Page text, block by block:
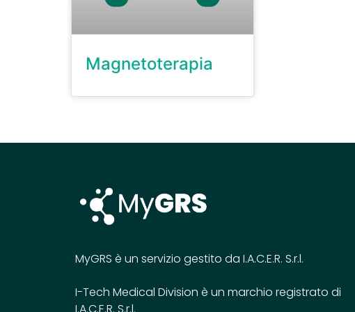
Magnetoterapia
MyGRS è un servizio gestito da I.A.C.E.R. S.r.l.
I-Tech Medical Division è un marchio registrato di